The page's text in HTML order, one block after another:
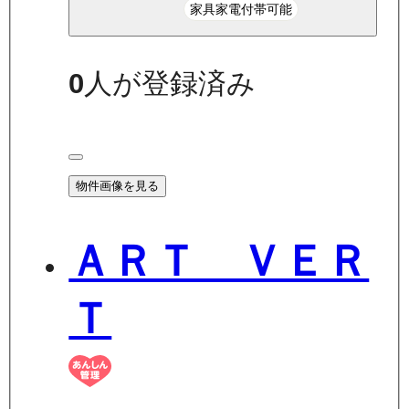
家具家電付帯可能
0 人が登録済み
物件画像を見る
ＡＲＴ ＶＥＲ
Ｔ